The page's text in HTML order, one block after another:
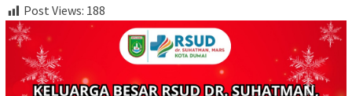
Post Views: 188